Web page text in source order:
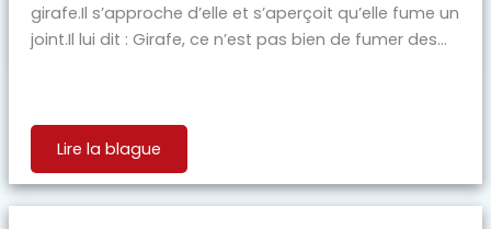
girafe.Il s’approche d’elle et s’aperçoit qu’elle fume un
joint.Il lui dit : Girafe, ce n’est pas bien de fumer des...
Lire la blague